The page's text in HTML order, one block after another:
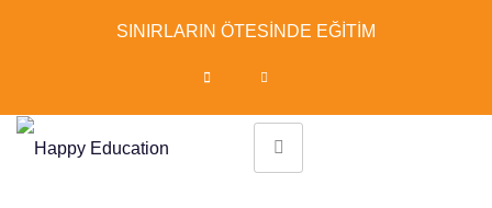
SINIRLARIN ÖTESİNDE EĞİTİM